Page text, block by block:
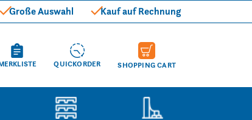
Große Auswahl Kauf auf Rechnung
QUICKORDER SHOPPING CART